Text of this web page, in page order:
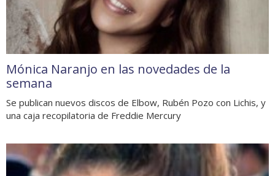
Mónica Naranjo en las novedades de la
semana
Se publican nuevos discos de Elbow, Rubén Pozo con Lichis, y
una caja recopilatoria de Freddie Mercury